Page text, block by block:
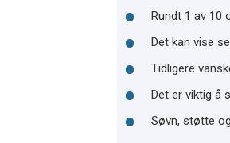
Rundt 1 av 10
Det kan vise
Tidligere
Det er viktig å
Søvn, støtte